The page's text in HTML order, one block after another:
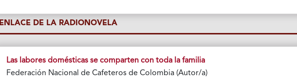
ENLACE DE LA RADIONOVELA
Las labores domésticas se comparten con toda la familia
Federación Nacional de Cafeteros de Colombia (Autor/a)